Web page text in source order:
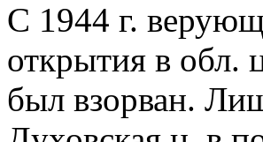
С 1944 г.
открытия в обл.
был взорван.